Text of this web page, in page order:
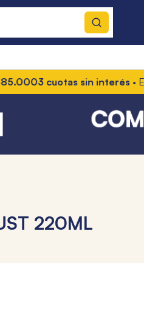
3 cuotas sin interés• En todas
220ML